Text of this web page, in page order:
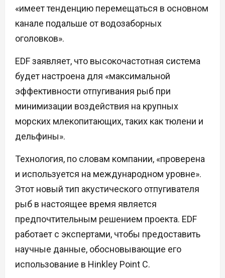
«имеет тенденцию перемещаться в основном
канале подальше от водозаборных
оголовков».
EDF заявляет, что высокочастотная система
будет настроена для «максимальной
эффективности отпугивания рыб при
минимизации воздействия на крупных
морских млекопитающих, таких как тюлени и
дельфины».
Технология, по словам компании, «проверена
и используется на международном уровне».
Этот новый тип акустического отпугивателя
рыб в настоящее время является
предпочтительным решением проекта. EDF
работает с экспертами, чтобы предоставить
научные данные, обосновывающие его
использование в Hinkley Point C.